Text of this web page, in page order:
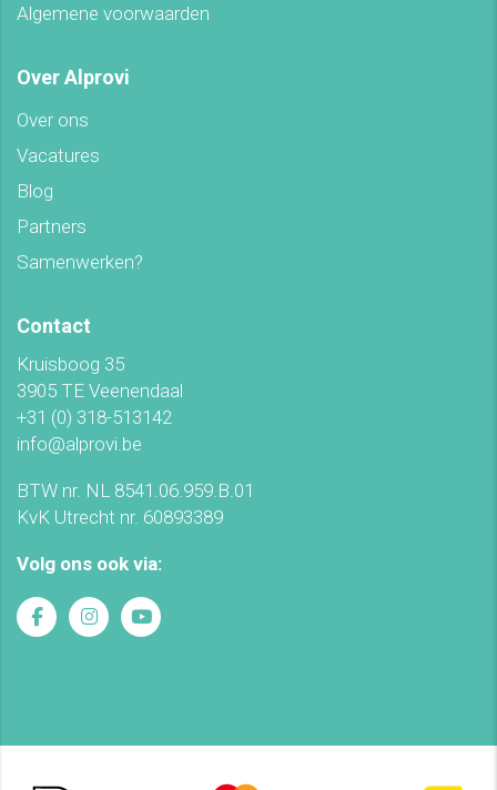
Algemene voorwaarden
Over Alprovi
Over ons
Vacatures
Blog
Partners
Samenwerken?
Contact
Kruisboog 35
3905 TE Veenendaal
+31 (0) 318-513142
info@alprovi.be
BTW nr. NL 8541.06.959.B.01
KvK Utrecht nr. 60893389
Volg ons ook via: